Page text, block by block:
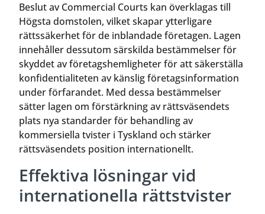
Beslut av Commercial Courts kan överklagas till
Högsta domstolen, vilket skapar ytterligare
rättssäkerhet för de inblandade företagen. Lagen
innehåller dessutom särskilda bestämmelser för
skyddet av företagshemligheter för att säkerställa
konfidentialiteten av känslig företagsinformation
under förfarandet. Med dessa bestämmelser
sätter lagen om förstärkning av rättsväsendets
plats nya standarder för behandling av
kommersiella tvister i Tyskland och stärker
rättsväsendets position internationellt.
Effektiva lösningar vid
internationella rättstvister